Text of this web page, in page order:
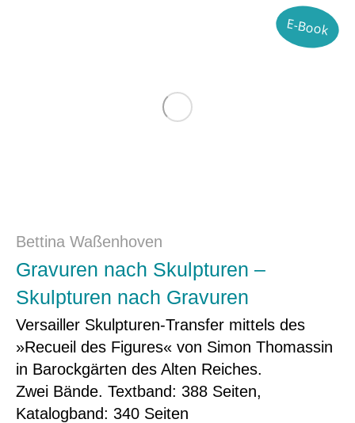
E-Book
Bettina Waßenhoven
Gravuren nach Skulpturen –
Skulpturen nach Gravuren
Versailler Skulpturen-Transfer mittels des
»Recueil des Figures« von Simon Thomassin
in Barockgärten des Alten Reiches.
Zwei Bände. Textband: 388 Seiten,
Katalogband: 340 Seiten